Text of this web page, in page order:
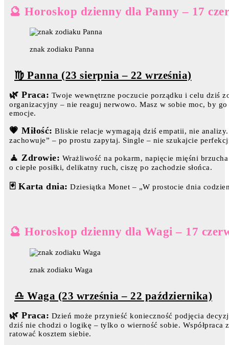
🔮 Horoskop dzienny dla Panny – 17
znak zodiaku Panna
♍ Panna (23 sierpnia – 22 września)
🌿 Praca: Twoje wewnętrzne poczucie porządku i celu dziś
organizacyjny – nie reaguj nerwowo. Masz w sobie moc, by
emocje.
💗 Miłość: Bliskie relacje wymagają dziś empatii, nie
zachowuje” – po prostu zapytaj. Single – nie szukajcie
🧘 Zdrowie: Wrażliwość na pokarm, napięcie mięśni
o ciepłe posiłki, delikatny ruch, ciszę po zachodzie słońca.
🃏 Karta dnia: Dziesiątka Monet – „W prostocie dnia
🔮 Horoskop dzienny dla Wagi – 17
znak zodiaku Waga
♎ Waga (23 września – 22 października)
🌿 Praca: Dzień może przynieść konieczność podjęcia
dziś nie chodzi o logikę – tylko o wierność sobie.
ratować kosztem siebie.